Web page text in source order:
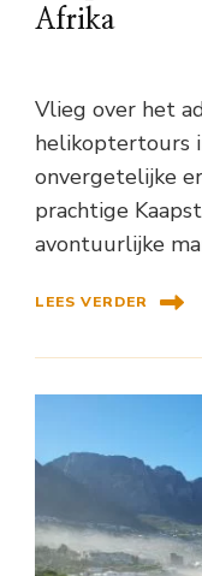
Afrika
Vlieg over het
helikoptertours
onvergetelijke
prachtige
avontuurlijke
LEES VERDER